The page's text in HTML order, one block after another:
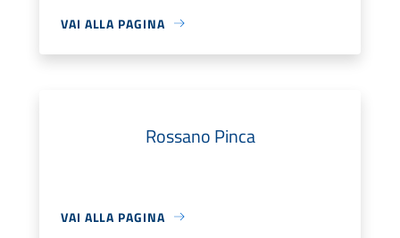
VAI ALLA PAGINA
Rossano Pinca
VAI ALLA PAGINA